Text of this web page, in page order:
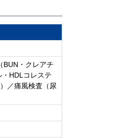
BUN・クレアチ
HDLコレステ
／痛風検査（尿